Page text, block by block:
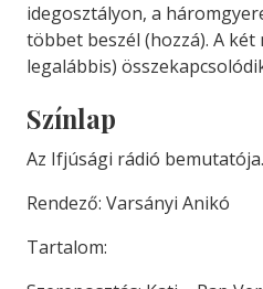
idegosztályon, a
többet beszél (hozzá). A
legalábbis)
Színlap
Az Ifjúsági rádió
Rendező: Varsányi Anikó
Tartalom: